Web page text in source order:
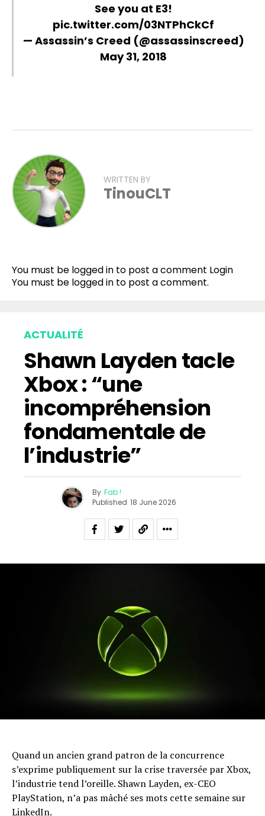
See you at E3!
pic.twitter.com/03NTPhCkCf
— Assassin’s Creed (@assassinscreed)
May 31, 2018
WRITTEN BY
TinouCLT
You must be logged in to post a comment Login
You must be logged in to post a comment.
ACTUALITÉ
Shawn Layden tacle
Xbox : “une
incompréhension
fondamentale de
l’industrie”
By Fab !
Published 18 June 2026
Quand un ancien grand patron de la concurrence
s’exprime publiquement sur la crise traversée par Xbox,
l’industrie tend l’oreille. Shawn Layden, ex-CEO
PlayStation, n’a pas mâché ses mots cette semaine sur
LinkedIn.